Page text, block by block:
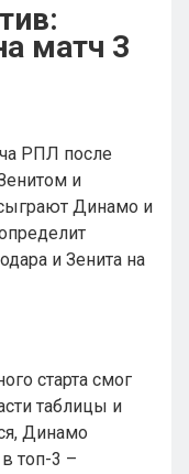
матч 3
РПЛ после
и
Динамо и
и Зенита на
старта смог
таблицы и
Динамо
топ-3 –